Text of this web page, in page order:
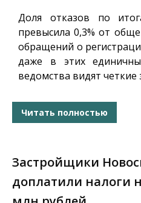
Доля отказов по
превысила 0,3% от
обращений о
даже в этих
ведомства видят четкие
Читать полностью
Застройщики
доплатили налоги